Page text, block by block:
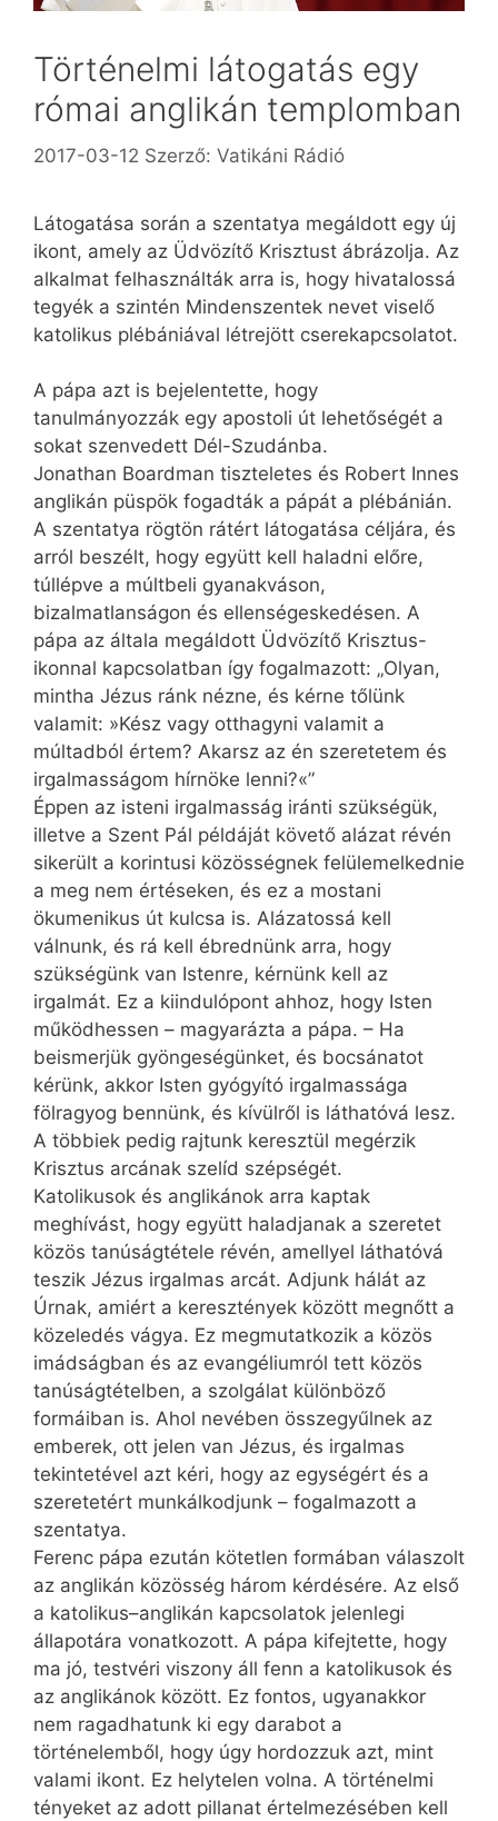
Történelmi látogatás egy
római anglikán templomban
2017-03-12 Szerző: Vatikáni Rádió
Látogatása során a szentatya megáldott egy új
ikont, amely az Üdvözítő Krisztust ábrázolja. Az
alkalmat felhasználták arra is, hogy hivatalossá
tegyék a szintén Mindenszentek nevet viselő
katolikus plébániával létrejött cserekapcsolatot.
A pápa azt is bejelentette, hogy
tanulmányozzák egy apostoli út lehetőségét a
sokat szenvedett Dél-Szudánba.
Jonathan Boardman tiszteletes és Robert Innes
anglikán püspök fogadták a pápát a plébánián.
A szentatya rögtön rátért látogatása céljára, és
arról beszélt, hogy együtt kell haladni előre,
túllépve a múltbeli gyanakváson,
bizalmatlanságon és ellenségeskedésen. A
pápa az általa megáldott Üdvözítő Krisztus-
ikonnal kapcsolatban így fogalmazott: „Olyan,
mintha Jézus ránk nézne, és kérne tőlünk
valamit: »Kész vagy otthagyni valamit a
múltadból értem? Akarsz az én szeretetem és
irgalmasságom hírnöke lenni?«”
Éppen az isteni irgalmasság iránti szükségük,
illetve a Szent Pál példáját követő alázat révén
sikerült a korintusi közösségnek felülemelkednie
a meg nem értéseken, és ez a mostani
ökumenikus út kulcsa is. Alázatossá kell
válnunk, és rá kell ébrednünk arra, hogy
szükségünk van Istenre, kérnünk kell az
irgalmát. Ez a kiindulópont ahhoz, hogy Isten
működhessen – magyarázta a pápa. – Ha
beismerjük gyöngeségünket, és bocsánatot
kérünk, akkor Isten gyógyító irgalmassága
fölragyog bennünk, és kívülről is láthatóvá lesz.
A többiek pedig rajtunk keresztül megérzik
Krisztus arcának szelíd szépségét.
Katolikusok és anglikánok arra kaptak
meghívást, hogy együtt haladjanak a szeretet
közös tanúságtétele révén, amellyel láthatóvá
teszik Jézus irgalmas arcát. Adjunk hálát az
Úrnak, amiért a keresztények között megnőtt a
közeledés vágya. Ez megmutatkozik a közös
imádságban és az evangéliumról tett közös
tanúságtételben, a szolgálat különböző
formáiban is. Ahol nevében összegyűlnek az
emberek, ott jelen van Jézus, és irgalmas
tekintetével azt kéri, hogy az egységért és a
szeretetért munkálkodjunk – fogalmazott a
szentatya.
Ferenc pápa ezután kötetlen formában válaszolt
az anglikán közösség három kérdésére. Az első
a katolikus–anglikán kapcsolatok jelenlegi
állapotára vonatkozott. A pápa kifejtette, hogy
ma jó, testvéri viszony áll fenn a katolikusok és
az anglikánok között. Ez fontos, ugyanakkor
nem ragadhatunk ki egy darabot a
történelemből, hogy úgy hordozzuk azt, mint
valami ikont. Ez helytelen volna. A történelmi
tényeket az adott pillanat értelmezésében kell